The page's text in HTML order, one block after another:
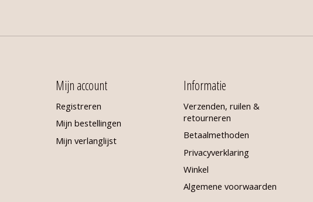
Mijn account
Registreren
Mijn bestellingen
Mijn verlanglijst
Informatie
Verzenden, ruilen &
retourneren
Betaalmethoden
Privacyverklaring
Winkel
Algemene voorwaarden